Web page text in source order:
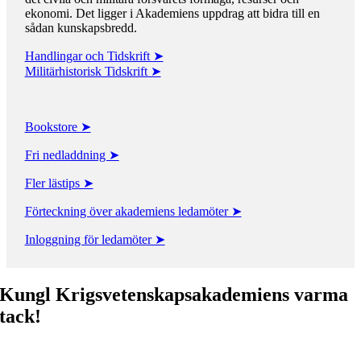
ekonomi. Det ligger i Akademiens uppdrag att bidra till en
sådan kunskapsbredd.
Handlingar och Tidskrift ➤
Militärhistorisk Tidskrift ➤
Bookstore ➤
Fri nedladdning ➤
Fler lästips ➤
Förteckning över akademiens ledamöter ➤
Inloggning för ledamöter ➤
Kungl Krigsvetenskapsakademiens varma
tack!